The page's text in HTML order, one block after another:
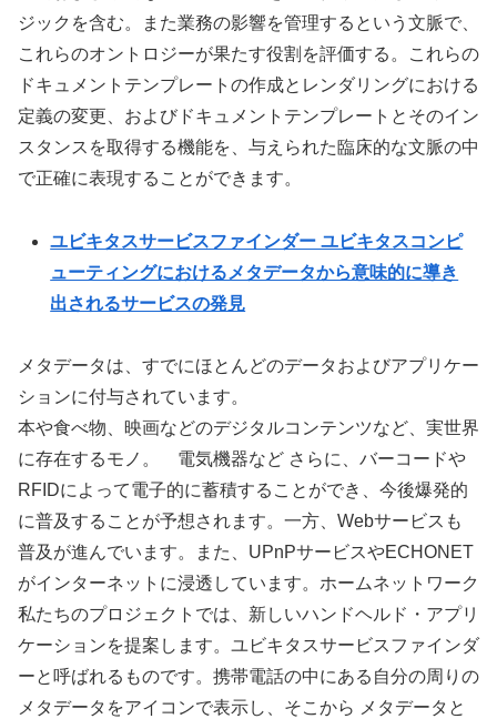
ジックを含む。また業務の影響を管理するという文脈で、
これらのオントロジーが果たす役割を評価する。これらの
ドキュメントテンプレートの作成とレンダリングにおける
定義の変更、およびドキュメントテンプレートとそのイン
スタンスを取得する機能を、与えられた臨床的な文脈の中
で正確に表現することができます。
ユビキタスサービスファインダー ユビキタスコンピ
ューティングにおけるメタデータから意味的に導き
出されるサービスの発見
メタデータは、すでにほとんどのデータおよびアプリケー
ションに付与されています。
本や食べ物、映画などのデジタルコンテンツなど、実世界
に存在するモノ。 電気機器など さらに、バーコードや
RFIDによって電子的に蓄積することができ、今後爆発的
に普及することが予想されます。一方、Webサービスも
普及が進んでいます。また、UPnPサービスやECHONET
がインターネットに浸透しています。ホームネットワーク
私たちのプロジェクトでは、新しいハンドヘルド・アプリ
ケーションを提案します。ユビキタスサービスファインダ
ーと呼ばれるものです。携帯電話の中にある自分の周りの
メタデータをアイコンで表示し、そこから メタデータと